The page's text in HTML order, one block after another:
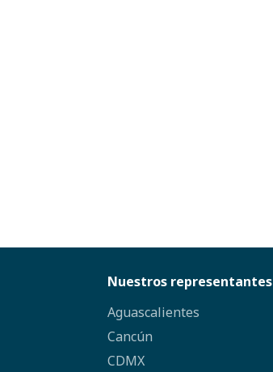
Nuestros representantes
Aguascalientes
Cancún
CDMX